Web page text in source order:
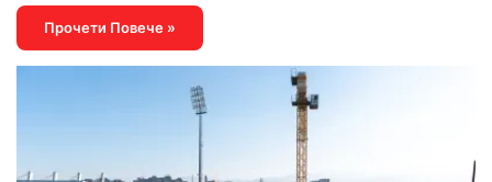
Прочети Повече »